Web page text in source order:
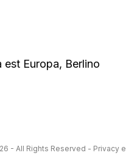
Europa, Berlino
- All Rights Reserved - Privacy e